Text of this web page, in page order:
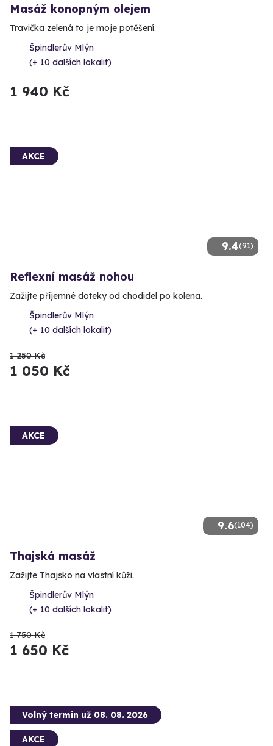
Masáž konopným olejem
Travička zelená to je moje potěšení.
Špindlerův Mlýn
(+ 10 dalších lokalit)
1 940 Kč
9.4(91)
AKCE
Reflexní masáž nohou
Zažijte příjemné doteky od chodidel po kolena.
Špindlerův Mlýn
(+ 10 dalších lokalit)
1 250 Kč
1 050 Kč
9.6(104)
AKCE
Thajská masáž
Zažijte Thajsko na vlastní kůži.
Špindlerův Mlýn
(+ 10 dalších lokalit)
1 750 Kč
1 650 Kč
Volný termín už 08. 08. 2026
AKCE